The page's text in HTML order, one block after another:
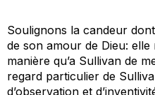
Soulignons la candeur
de son amour de Dieu: elle
manière qu’a Sullivan de
regard particulier de
d’observation et